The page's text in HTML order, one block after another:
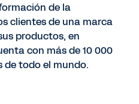
de la
clientes de una marca
productos, en
con más de 10 000
de todo el mundo.